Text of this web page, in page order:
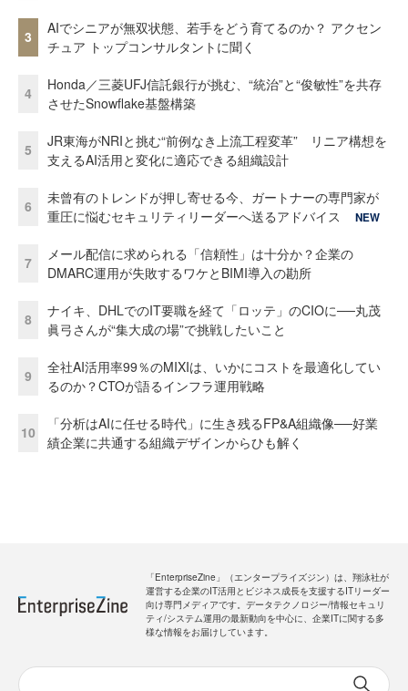
3
AIでシニアが無双状態、若手をどう育てるのか？ アクセン
チュア トップコンサルタントに聞く
4
Honda／三菱UFJ信託銀行が挑む、“統治”と“俊敏性”を共存
させたSnowflake基盤構築
5
JR東海がNRIと挑む“前例なき上流工程変革” リニア構想を
支えるAI活用と変化に適応できる組織設計
6
未曾有のトレンドが押し寄せる今、ガートナーの専門家が
重圧に悩むセキュリティリーダーへ送るアドバイス
NEW
7
メール配信に求められる「信頼性」は十分か？企業の
DMARC運用が失敗するワケとBIMI導入の勘所
8
ナイキ、DHLでのIT要職を経て「ロッテ」のCIOに──丸茂
眞弓さんが“集大成の場”で挑戦したいこと
9
全社AI活用率99％のMIXIは、いかにコストを最適化してい
るのか？CTOが語るインフラ運用戦略
10
「分析はAIに任せる時代」に生き残るFP&A組織像──好業
績企業に共通する組織デザインからひも解く
「EnterpriseZine」（エンタープライズジン）は、翔泳社が
運営する企業のIT活用とビジネス成長を支援するITリーダー
向け専門メディアです。データテクノロジー/情報セキュリ
ティ/システム運用の最新動向を中心に、企業ITに関する多
様な情報をお届けしています。